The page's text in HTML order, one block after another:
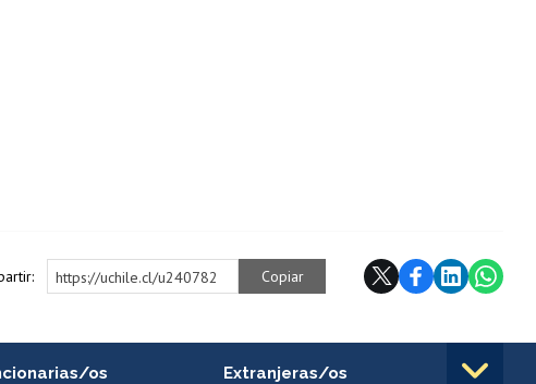
https://uchile.cl/u240782 Copiar
os Extranjeras/os